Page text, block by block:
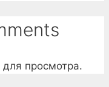
просмотра.